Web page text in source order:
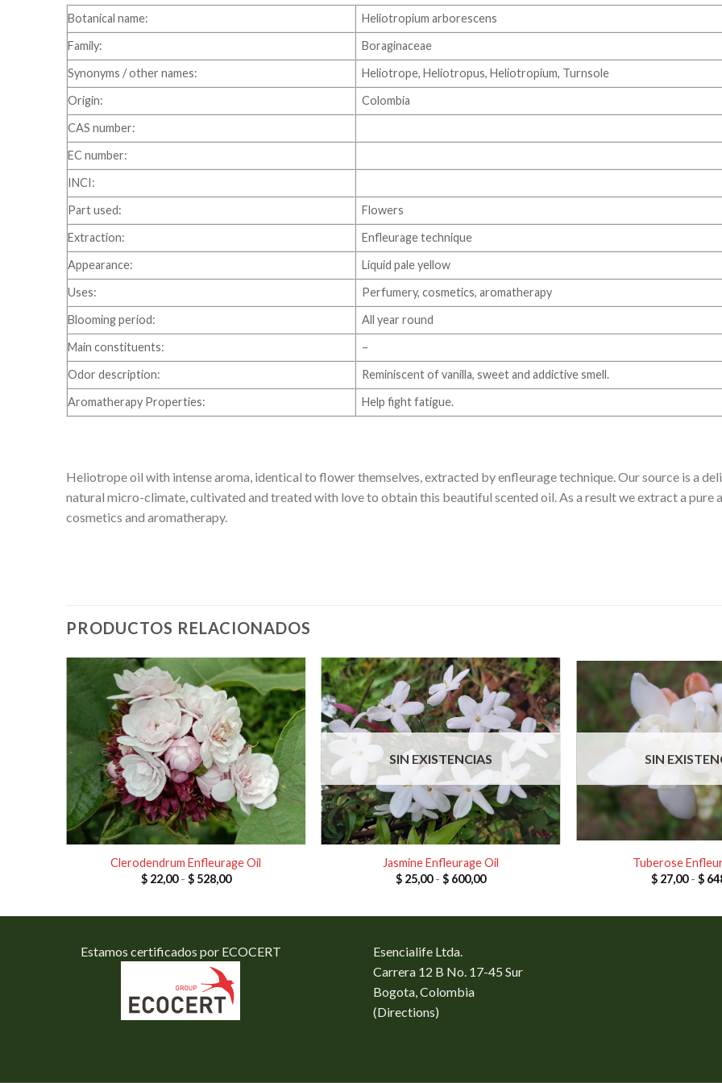
Botanical name:
Heliotropium arborescens
Family:
Boraginaceae
Synonyms / other names:
Heliotrope, Heliotropus, Heliotropium, Turnsole
Origin:
Colombia
CAS number:
EC number:
INCI:
Part used:
Flowers
Extraction:
Enfleurage technique
Appearance:
Liquid pale yellow
Uses:
Perfumery, cosmetics, aromatherapy
Blooming period:
All year round
Main constituents:
–
Odor description:
Reminiscent of vanilla, sweet and addictive smell.
Aromatherapy Properties:
Help fight fatigue.
Heliotrope oil with intense aroma, identical to flower themselves, extracted by enfleurage technique. Our source is a
natural micro-climate, cultivated and treated with love to obtain this beautiful scented oil. As a result we extract a pure
cosmetics and aromatherapy.
PRODUCTOS RELACIONADOS
Clerodendrum Enfleurage Oil
$22,00 - $528,00Rango
$ 528,00
SIN EXISTENCIAS
Jasmine Enfleurage Oil
$ 25,00 - $ 600,00Rango
SIN
Tuberose
$27,00 - $
Estamos certificados por ECOCERT
Esencialife Ltda.
Carrera 12 B No. 17-45 Sur
Bogota, Colombia
(Directions)